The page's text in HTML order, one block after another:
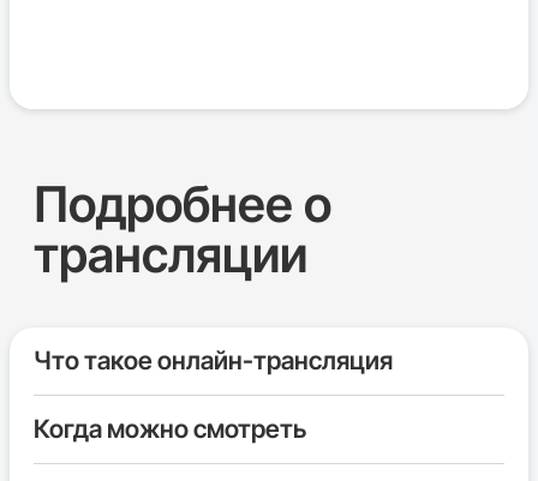
Подробнее о
трансляции
Что такое онлайн-трансляция
Когда можно смотреть